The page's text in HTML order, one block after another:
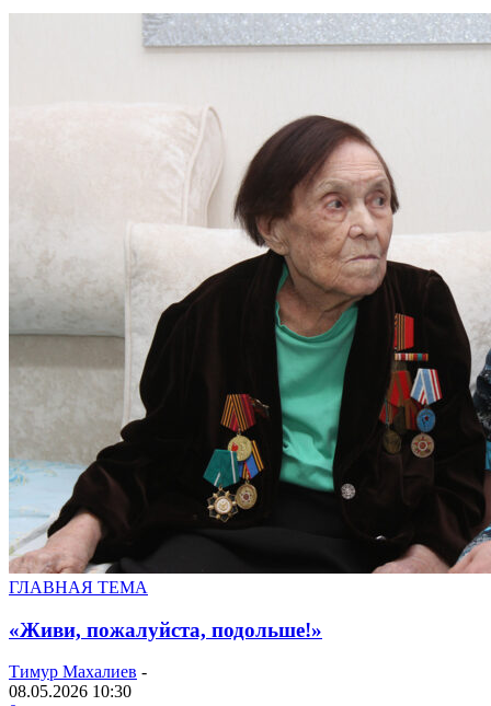
ГЛАВНАЯ ТЕМА
«Живи, пожалуйста, подольше!»
Тимур Махалиев -
08.05.2026 10:30